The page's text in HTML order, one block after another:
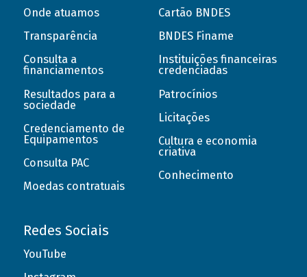
Onde atuamos
Transparência
Consulta a
financiamentos
Resultados para a
sociedade
Credenciamento de
Equipamentos
Consulta PAC
Moedas contratuais
Cartão BNDES
BNDES Finame
Instituições financeiras
credenciadas
Patrocínios
Licitações
Cultura e economia
criativa
Conhecimento
Redes Sociais
YouTube